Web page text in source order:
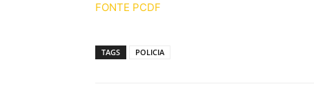
FONTE PCDF
TAGS POLICIA